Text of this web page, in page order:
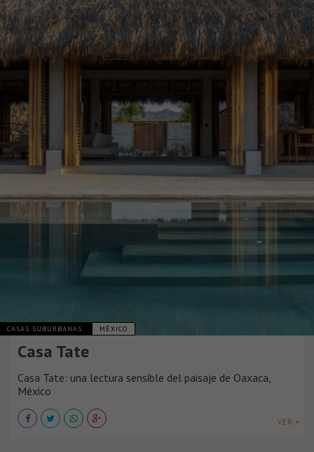
CASAS SUBURBANAS MÉXICO
Casa Tate
Casa Tate: una lectura sensible del paisaje de Oaxaca,
México
VER +